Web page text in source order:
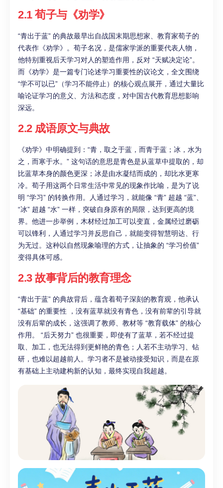
2.1 荀子与《劝学》
“青出于蓝” 的典故最早出自战国末期思想家、教育家荀子的
代表作《劝学》。荀子名况，是儒家学派的重要代表人物，
他特别重视后天学习对人的塑造作用，反对 “天赋决定论”。
而《劝学》是一篇专门论述学习重要性的议论文，全文围绕
“学不可以已”（学习不能停止）的核心观点展开，通过大量比
喻论证学习的意义、方法和态度，对中国古代教育思想影响
深远。
2.2 成语原文与典故
《劝学》中明确提到：“青，取之于蓝，而青于蓝；冰，水为
之，而寒于水。” 这句话的意思是青色是从蓝草中提取的，却
比蓝草本身的颜色更深；冰是由水凝结而成的，却比水更寒
冷。荀子用这两个日常生活中常见的现象作比喻，是为了说
明 “学习” 的转换作用。人通过学习，就能像 “青” 超越 “蓝”、
“冰” 超越 “水” 一样，突破自身原有的局限，达到更高的境
界。他进一步举例，木材经过加工可以变直，金属经过磨砺
可以锋利，人通过学习并反思自己，就能变得智慧明达、行
为无过。这种以自然现象喻理的方式，让抽象的 “学习价值”
变得具体可感。
2.3 故事背后的教育理念
“青出于蓝” 的典故背后，蕴含着荀子深刻的教育观，他承认
“基础” 的重要性 ，没有蓝草就没有青色，没有前辈的引导就
没有后辈的成长，这强调了教师、教材等 “教育载体” 的核心
作用。 “后天努力” 也很重要，即使有了蓝草，若不经过提
取、加工，也无法得到更鲜艳的青色；人若不主动学习、钻
研，也难以超越前人。学习者不是被动接受知识，而是在原
有基础上主动建构新的认知，最终实现自我超越。